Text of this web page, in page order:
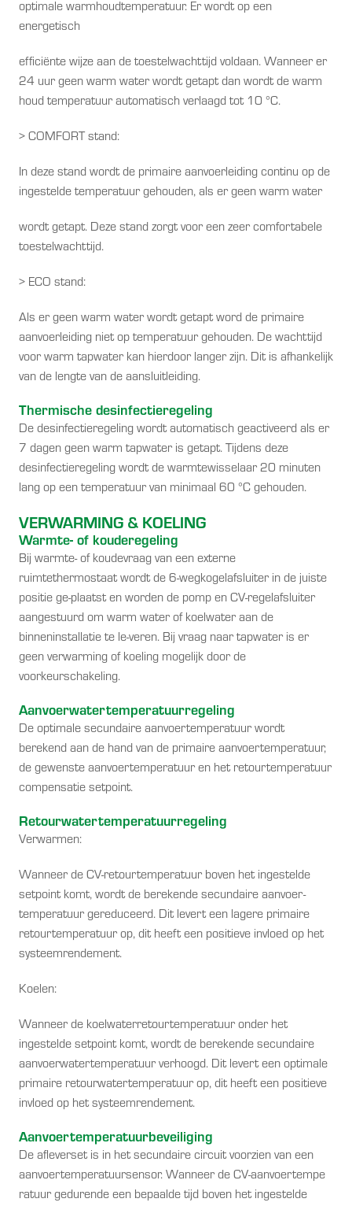
optimale warmhoudtemperatuur. Er wordt op een
energetisch
efficiënte wijze aan de toestelwachttijd voldaan. Wanneer er
24 uur geen warm water wordt getapt dan wordt de warm
houd temperatuur automatisch verlaagd tot 10 °C.
> COMFORT stand:
In deze stand wordt de primaire aanvoerleiding continu op de
ingestelde temperatuur gehouden, als er geen warm water
wordt getapt. Deze stand zorgt voor een zeer comfortabele
toestelwachttijd.
> ECO stand:
Als er geen warm water wordt getapt word de primaire
aanvoerleiding niet op temperatuur gehouden. De wachttijd
voor warm tapwater kan hierdoor langer zijn. Dit is afhankelijk
van de lengte van de aansluitleiding.
Thermische desinfectieregeling
De desinfectieregeling wordt automatisch geactiveerd als er
7 dagen geen warm tapwater is getapt. Tijdens deze
desinfectieregeling wordt de warmtewisselaar 20 minuten
lang op een temperatuur van minimaal 60 °C gehouden.
VERWARMING & KOELING
Warmte- of kouderegeling
Bij warmte- of koudevraag van een externe
ruimtethermostaat wordt de 6-wegkogelafsluiter in de juiste
positie ge-plaatst en worden de pomp en CV-regelafsluiter
aangestuurd om warm water of koelwater aan de
binneninstallatie te le-veren. Bij vraag naar tapwater is er
geen verwarming of koeling mogelijk door de
voorkeurschakeling.
Aanvoerwatertemperatuurregeling
De optimale secundaire aanvoertemperatuur wordt
berekend aan de hand van de primaire aanvoertemperatuur,
de gewenste aanvoertemperatuur en het retourtemperatuur
compensatie setpoint.
Retourwatertemperatuurregeling
Verwarmen:
Wanneer de CV-retourtemperatuur boven het ingestelde
setpoint komt, wordt de berekende secundaire aanvoer-
temperatuur gereduceerd. Dit levert een lagere primaire
retourtemperatuur op, dit heeft een positieve invloed op het
systeemrendement.
Koelen:
Wanneer de koelwaterretourtemperatuur onder het
ingestelde setpoint komt, wordt de berekende secundaire
aanvoerwatertemperatuur verhoogd. Dit levert een optimale
primaire retourwatertemperatuur op, dit heeft een positieve
invloed op het systeemrendement.
Aanvoertemperatuurbeveiliging
De afleverset is in het secundaire circuit voorzien van een
aanvoertemperatuursensor. Wanneer de CV-aanvoertempe
ratuur gedurende een bepaalde tijd boven het ingestelde